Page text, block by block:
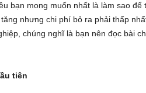
bạn mong muốn nhất là làm sao
nhưng chi phí bỏ ra phải thấp
chúng nghĩ là bạn nên đọc bài
tiên